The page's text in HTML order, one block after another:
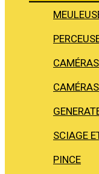
SCIAGE
PINCE